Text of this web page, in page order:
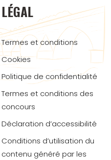
LÉGAL
Termes et conditions
Cookies
Politique de confidentialité
Termes et conditions des
concours
Déclaration d’accessibilité
Conditions d’utilisation du
contenu généré par les